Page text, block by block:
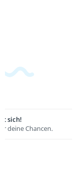
sich!
deine Chancen.